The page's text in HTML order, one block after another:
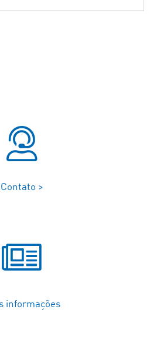
Contato >
informações